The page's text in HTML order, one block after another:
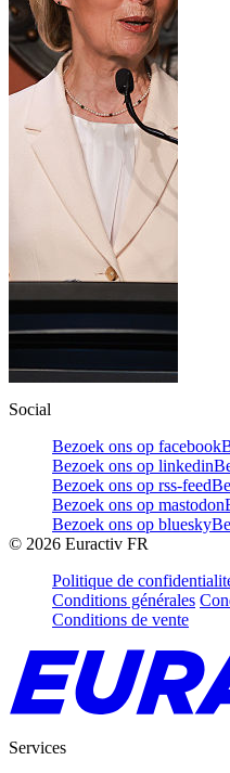
Social
Bezoek ons op facebook
Bezoek ons op linkedin
Bezoek ons op rss-feed
Bezoek ons op mastodon
Bezoek ons op bluesky
© 2026 Euractiv FR
Politique de
Conditions générales
Conditions de vente
Services